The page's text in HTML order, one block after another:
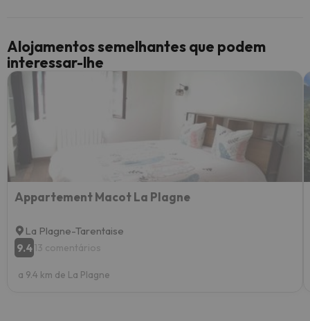
Alojamentos semelhantes que podem
interessar-lhe
Appartement Macot La Plagne
La Plagne-Tarentaise
9.413 comentários
a 9.4 km de La Plagne